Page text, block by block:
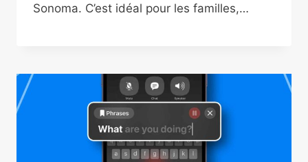
Sonoma. C’est idéal pour les familles,…